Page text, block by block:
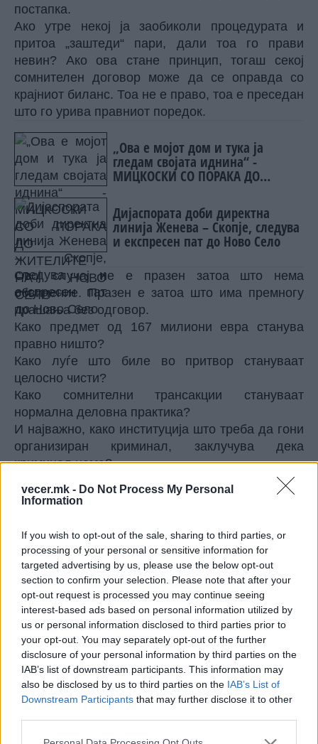
vecer.mk - Do Not Process My Personal
Information
If you wish to opt-out of the sale, sharing to third parties, or
processing of your personal or sensitive information for
targeted advertising by us, please use the below opt-out
section to confirm your selection. Please note that after your
opt-out request is processed you may continue seeing
interest-based ads based on personal information utilized by
us or personal information disclosed to third parties prior to
your opt-out. You may separately opt-out of the further
disclosure of your personal information by third parties on the
IAB’s list of downstream participants. This information may
also be disclosed by us to third parties on the IAB’s List of
Downstream Participants that may further disclose it to other
постапка.
Ако утре некој ја заобиколи процедурата и
притоа „заштеди“ пари, дали тоа го прави
невин? Ако ова стане принцип, тогаш секој
сомнителен договор може да се оправда со
крајниот биланс. Тоа не е право, тоа е преседан
што го урива правниот поредок.
„Ова е мојот дом и тука ја
гледам својата иднина“ -
МИЦКОСКИ СО ПОРАКА ДО
Дијаспората доби директна
линија Женева – Скопје, следува
и експресен пат до Ново Село
Овој случај не е празен затоа што нема
обвинение. Празен е затоа што има премногу
прашања без одговор.
Како предмет од 167 милиони евра станува
правно ништо?
Како луѓе што биле во притвор стануваат
целосно чисти?
Како сомнителни трансакции стануваат
нормална деловна практика?
И најважно, како институција што треба да гони
организиран криминал, заклучува дека
криминал нема?
Дополнителна тежина дава изјавата на
државниот обвинител Ненад Савевски дека
значи дека проблемот не е само во одлуката,
туку и во системската неусогласеност.
Таму каде што нема координација, нема ни
одговорност,а таму каде што нема одговорност,
се раѓа сомнеж.
Во исто време, Христијан Мицкоски со месеци,
и како опозиционер и како премиер, јавно
предупредуваше, отвораше прашања и
инсистираше на одговорност, вклучително и за
можната еколошка и здравствена штета.
Но обвинителството не најде ништо.
И тука доаѓа најопасниот момент: отсуството на
доказ се претставува како доказ дека проблем